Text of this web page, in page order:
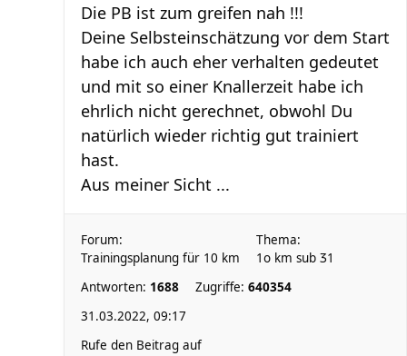
Die PB ist zum greifen nah !!!
Deine Selbsteinschätzung vor dem Start
habe ich auch eher verhalten gedeutet
und mit so einer Knallerzeit habe ich
ehrlich nicht gerechnet, obwohl Du
natürlich wieder richtig gut trainiert
hast.
Aus meiner Sicht ...
Forum:
Trainingsplanung für 10 km
Thema:
1o km sub Ʒ1
Antworten: 1688 Zugriffe: 640354
31.03.2022, 09:17
Rufe den Beitrag auf